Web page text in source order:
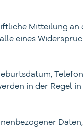
Mitteilung an
eines
in der Regel